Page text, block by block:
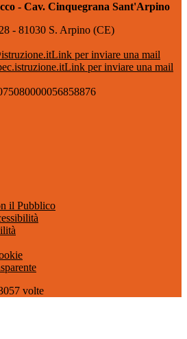
- Cav. Cinquegrana Sant'Arpino
- 81030 S. Arpino (CE)
Link per inviare una mail
Link per inviare una mail
il Pubblico
volte